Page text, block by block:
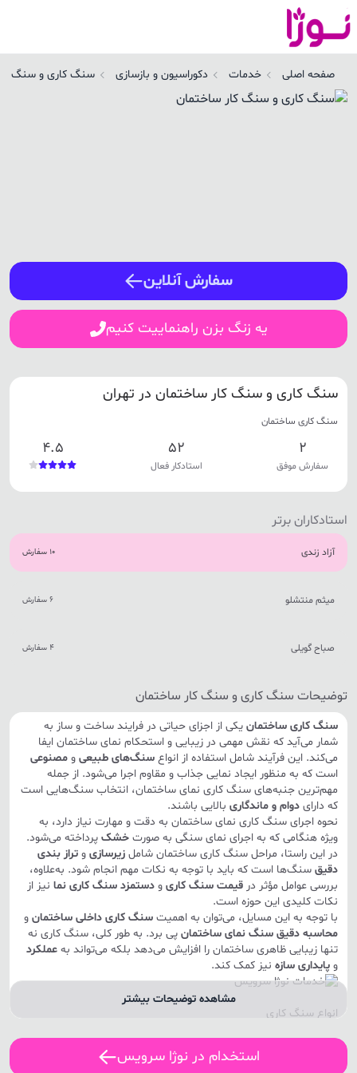
صفحه اصلی خدمات دکوراسیون و بازسازی سنگ کاری و سنگ
سفارش آنلاین
یه زنگ بزن راهنماییت کنیم
سنگ کاری و سنگ کار ساختمان در تهران
سنگ کاری ساختمان
2
سفارش موفق
52
استادکار فعال
4.5
استادکاران برتر
آزاد زندی 10 سفارش
میثم منتشلو 6 سفارش
صباح گویلی 4 سفارش
توضیحات سنگ کاری و سنگ کار ساختمان
سنگ کاری ساختمان یکی از اجزای حیاتی در فرایند ساخت و ساز به
شمار می‌آید که نقش مهمی در زیبایی و استحکام نمای ساختمان ایفا
می‌کند. این فرآیند شامل استفاده از انواع سنگ‌های طبیعی و مصنوعی
است که به منظور ایجاد نمایی جذاب و مقاوم اجرا می‌شود. از جمله
مهم‌ترین جنبه‌های سنگ کاری نمای ساختمان، انتخاب سنگ‌هایی است
که دارای دوام و ماندگاری بالایی باشند.
نحوه اجرای سنگ کاری نمای ساختمان به دقت و مهارت نیاز دارد، به
ویژه هنگامی که به اجرای نمای سنگی به صورت خشک پرداخته می‌شود.
در این راستا، مراحل سنگ کاری ساختمان شامل زیرسازی و تراز بندی
دقیق سنگ‌ها است که باید با توجه به نکات مهم انجام شود. به‌علاوه،
بررسی عوامل مؤثر در قیمت سنگ کاری و دستمزد سنگ کاری نما نیز از
نکات کلیدی این حوزه است.
با توجه به این مسایل، می‌توان به اهمیت سنگ کاری داخلی ساختمان و
محاسبه دقیق سنگ نمای ساختمان پی برد. به طور کلی، سنگ کاری نه
تنها زیبایی ظاهری ساختمان را افزایش می‌دهد بلکه می‌تواند به عملکرد
و پایداری سازه نیز کمک کند.
انواع سنگ کاری
این فرآیند به دو دسته اصلی تقسیم می‌شود:
مشاهده توضیحات بیشتر
استخدام در نوژا سرویس